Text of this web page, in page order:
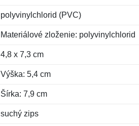
polyvinylchlorid (PVC)
Materiálové zloženie: polyvinylchlorid
4,8 x 7,3 cm
Výška: 5,4 cm
Šírka: 7,9 cm
suchý zips